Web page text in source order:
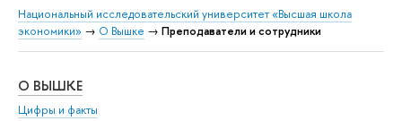
Национальный исследовательский университет «Высшая школа
экономики» → О Вышке → Преподаватели и сотрудники
О ВЫШКЕ
Цифры и факты